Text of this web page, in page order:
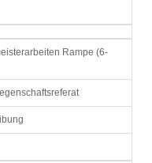
Rampe (6-